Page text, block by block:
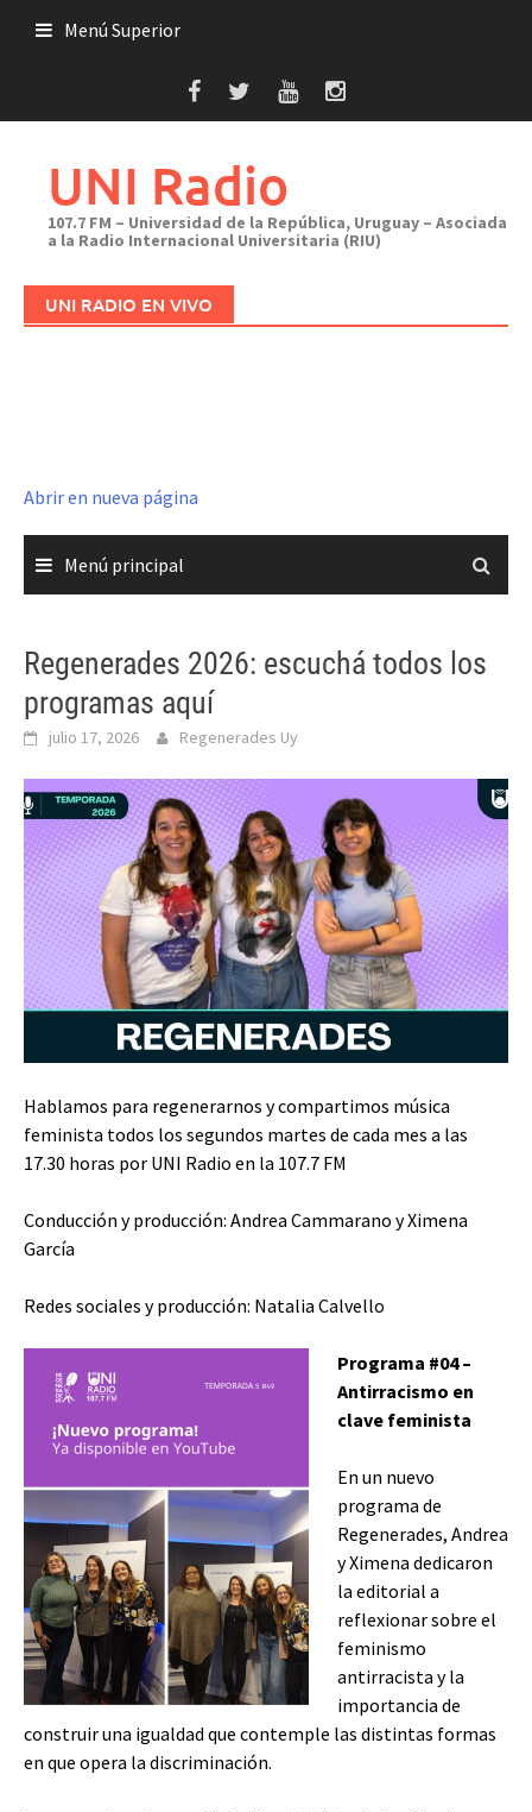
Menú Superior
UNI Radio
107.7 FM – Universidad de la República, Uruguay – Asociada
a la Radio Internacional Universitaria (RIU)
UNI RADIO EN VIVO
Abrir en nueva página
Menú principal
Regenerades 2026: escuchá todos los
programas aquí
julio 17, 2026 Regenerades Uy
Hablamos para regenerarnos y compartimos música
feminista todos los segundos martes de cada mes a las
17.30 horas por UNI Radio en la 107.7 FM
Conducción y producción: Andrea Cammarano y Ximena
García
Redes sociales y producción: Natalia Calvello
Programa #04 –
Antirracismo en
clave feminista
En un nuevo
programa de
Regenerades, Andrea
y Ximena dedicaron
la editorial a
reflexionar sobre el
feminismo
antirracista y la
importancia de
construir una igualdad que contemple las distintas formas
en que opera la discriminación.